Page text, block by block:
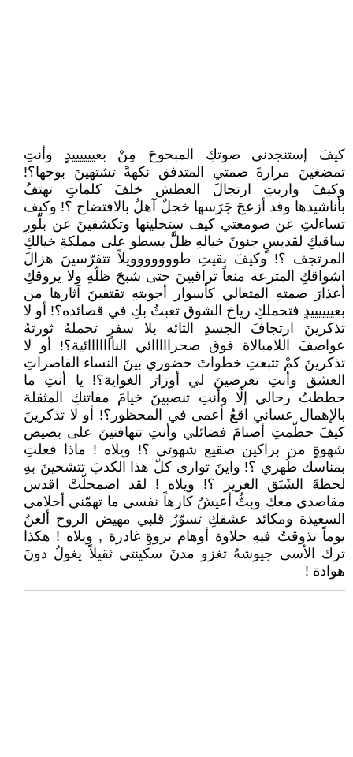
كيفَ إستنجدني صوتكِ المبحوحَ مِنْ بعييييييدٍ وأنتِ
تمضغينَ مرارةَ صمتي المتدفق نكهةً تشتهينَ بوحها؟!
وكيفَ واريتِ ارتجالَ العطش خلفَ كلماتٍ تهتفُ
بأناشيدها وقد أزعجَ جَرَسها خجلٌ آهلٌ بالافتضاح ؟! وكيف
تساءلتِ عن صومعتي كيف ستخلينها وتكشفينَ عن بلّورِ
ساقيكِ لقديسٍ جنونَ خيالهِ ظلَّ يسطو على مملكةِ خيالكِ
المرتجف ؟! وكيفَ بقيتِ طووووووويلاً تتفرّسينَ هزالَ
اشواقكِ المترعة منعاً تراقبينَ حتى شبحَ ظلّهِ ولا يروقكِ
أعذارَ صمتهِ المتعالي كأسوار أجوبتهِ تقتفينَ آثارها من
بعييييييدٍ فتحملكِ رياحَ الشوق تعبثُ بكِ في قصائده؟! أو لا
تذكرينَ ارتجافَ الجسدِ التائه بلا سفرٍ تحملهُ ثورتهُ
عواصفَ اللامبالاة فوق صحرااااائي النااااااائية؟! أو لا
تذكرينَ كمْ تتبعتِ خطواتَ حضوري بينَ النساء القاصراتِ
العشق وأنتِ تعرضينَ لي أوزارَ الغواية؟! يا أنتِ ما
حططتُ رحالي إلّا وأنتِ تنصبينَ خيامَ مفاتنكِ المثقلة
بالإهمال عساني اقعُ أعمى في المحظور؟! أو لا تذكرينَ
كيفَ حطّمتِ أصنامَ فضائلي وأنتِ تتهافتينَ على بصيص
شهوةٍ من براكين صقيع شهوتي ؟! ويلاه ! ماذا فعلتِ
بمناسك طُهري ؟! واينَ توارى كلّ هذا الكذبَ تتشحينَ بهِ
لحظةَ الشَبَق الغزير ؟! ويلاه ! لقد اضمحلّتْ اقدس
مقاصدي معكِ وبتُّ أعيشُ كارهاً نفسي ما تهمّني أحلامي
السعيدة ومكائد عشقكِ تسوّرُ قلبي مهيض الروح ألعنُ
يوماً تذوقتُ فيهِ حلاوة أوهام نزوةٍ غادرة , ويلاه ! هكذا
ترك الأسى جيوشهُ تغزو مدنَ سكينتي ثقيلاً يغولُ دونَ
هوادة !